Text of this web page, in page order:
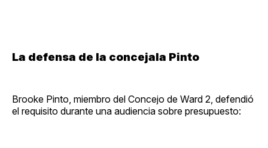
La defensa de la concejala Pinto
Brooke Pinto, miembro del Concejo de Ward 2, defendió
el requisito durante una audiencia sobre presupuesto: